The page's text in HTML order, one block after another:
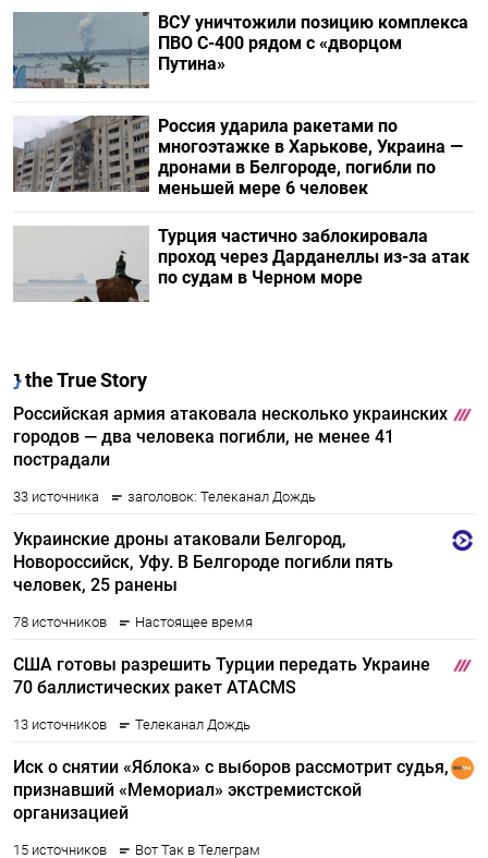
ВСУ уничтожили позицию комплекса
ПВО С-400 рядом с «дворцом
Путина»
Россия ударила ракетами по
многоэтажке в Харькове, Украина —
дронами в Белгороде, погибли по
меньшей мере 6 человек
Турция частично заблокировала
проход через Дарданеллы из-за атак
по судам в Черном море